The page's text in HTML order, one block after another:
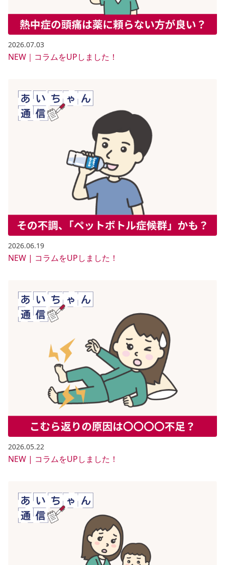
2026.07.03
NEW｜コラムをUPしました！
2026.06.19
NEW | コラムをUPしました！
2026.05.22
NEW | コラムをUPしました！